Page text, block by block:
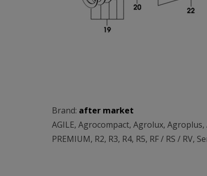
Brand: after market
AGILE, Agrocompact, Agrolux, Agroplus,
PREMIUM, R2, R3, R4, R5, RF / RS / RV,